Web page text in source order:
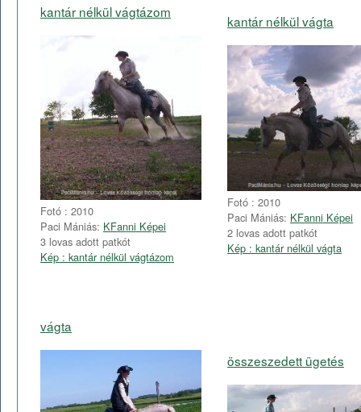
kantár nélkül vágtázom
Fotó : 2010
Paci Mániás: KFanni Képei
3 lovas adott patkót
Kép : kantár nélkül vágtázom
kantár nélkül vágta
Fotó : 2010
Paci Mániás: KFanni Képei
2 lovas adott patkót
Kép : kantár nélkül vágta
vágta
összeszedett ügetés